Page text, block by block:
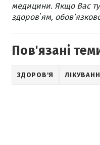
медицини. Якщо Вас
здоровʼям,
Пов'язані
ЗДОРОВ'Я